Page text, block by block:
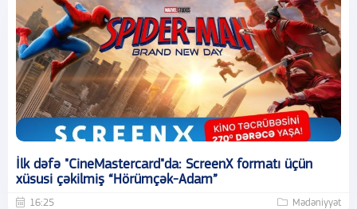
İlk dəfə "CineMastercard"da: ScreenX formatı üçün
xüsusi çəkilmiş “Hörümçək-Adam”
16:25 Mədəniyyət